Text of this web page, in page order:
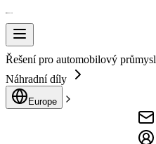
Řešení pro automobilový průmysl
Náhradní díly
Europe